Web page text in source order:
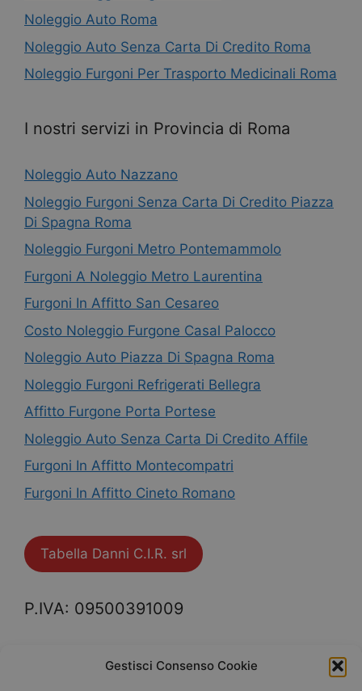
Gestisci Consenso Cookie
Noleggio Auto Roma
Noleggio Auto Senza Carta Di Credito Roma
Noleggio Furgoni Per Trasporto Medicinali Roma
I nostri servizi in Provincia di Roma
Noleggio Auto Nazzano
Noleggio Furgoni Senza Carta Di Credito Piazza
Di Spagna Roma
Noleggio Furgoni Metro Pontemammolo
Furgoni A Noleggio Metro Laurentina
Furgoni In Affitto San Cesareo
Costo Noleggio Furgone Casal Palocco
Noleggio Auto Piazza Di Spagna Roma
Noleggio Furgoni Refrigerati Bellegra
Affitto Furgone Porta Portese
Noleggio Auto Senza Carta Di Credito Affile
Furgoni In Affitto Montecompatri
Furgoni In Affitto Cineto Romano
Tabella Danni C.I.R. srl
P.IVA: 09500391009